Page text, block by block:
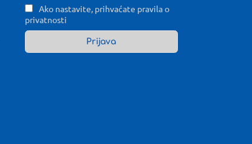
Ako nastavite, prihvaćate pravila o
privatnosti